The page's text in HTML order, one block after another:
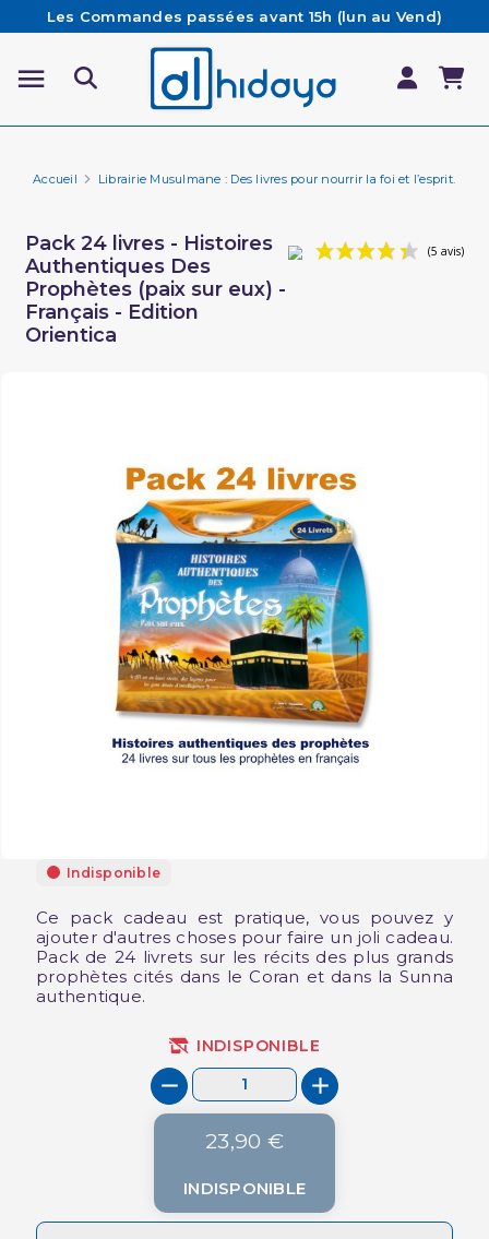
Les Commandes passées avant 15h (lun au Vend)
sont préparées et expédiées le jour même
Besoin d'aide ? Retrouvez notre FAQ
Livraison offerte à partir de 65€ d'achat*
Accueil Librairie Musulmane : Des livres pour nourrir la foi et l’esprit.
Pack 24 livres - Histoires
Authentiques Des
Prophètes (paix sur eux) -
Français - Edition
Orientica
Indisponible
Ce pack cadeau est pratique, vous pouvez y
ajouter d'autres choses pour faire un joli cadeau.
Pack de 24 livrets sur les récits des plus grands
prophètes cités dans le Coran et dans la Sunna
authentique.
INDISPONIBLE
23,90 €
INDISPONIBLE